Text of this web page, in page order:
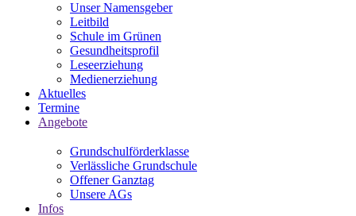
Unser Namensgeber
Leitbild
Schule im Grünen
Gesundheitsprofil
Leseerziehung
Medienerziehung
Aktuelles
Termine
Angebote
Grundschulförderklasse
Verlässliche Grundschule
Offener Ganztag
Unsere AGs
Infos